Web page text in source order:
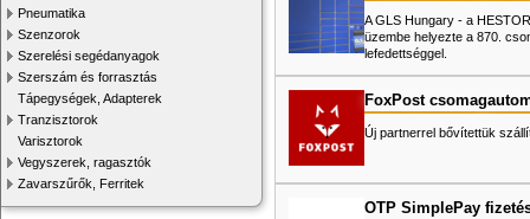
Pneumatika
Szenzorok
Szerelési segédanyagok
Szerszám és forrasztás
Tápegységek, Adapterek
Tranzisztorok
Varisztorok
Vegyszerek, ragasztók
Zavarszűrők, Ferritek
A GLS Hungary - a
üzembe helyezte a 870.
lefedettséggel.
FoxPost
Új partnerrel bővítettük
OTP SimplePay